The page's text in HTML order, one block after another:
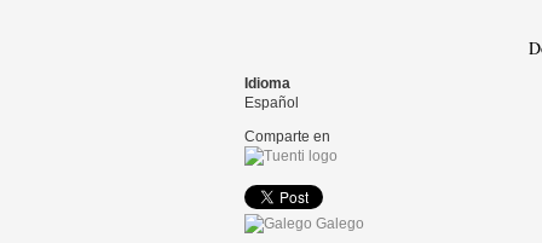
Idioma
Español
Comparte en
Galego